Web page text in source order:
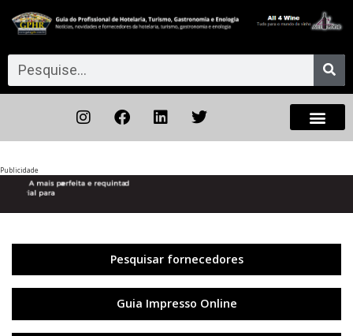
Publicidade
Pesquisar fornecedores
Guia Impresso Online